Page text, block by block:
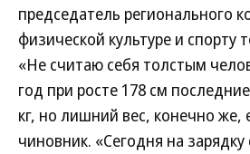
председатель регионального
физической культуре и спорту
«Не считаю себя толстым
год при росте 178 см
кг, но лишний вес, конечно же,
чиновник. «Сегодня на